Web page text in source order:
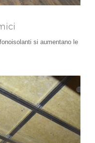
si aumentano le